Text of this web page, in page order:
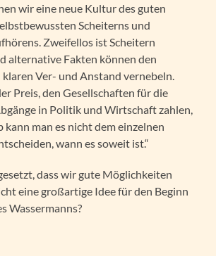
wir eine neue Kultur des guten
Scheiterns und
Zweifellos ist Scheitern
alternative Fakten können den
Ver- und Anstand vernebeln.
Preis, den Gesellschaften für die
in Politik und Wirtschaft zahlen,
kann man es nicht dem einzelnen
wann es soweit ist.“
dass wir gute Möglichkeiten
eine großartige Idee für den Beginn
Wassermanns?